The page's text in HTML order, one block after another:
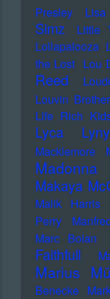
Presley
Simz
Little
Lollapalooza
the Lost Lou
Reed
Louvin
Life Rich
Lyca
Macklemore
Madonna
Makaya
Malik Harris
Perry
Marc Bolan
Faithfull
Marius
Benecke